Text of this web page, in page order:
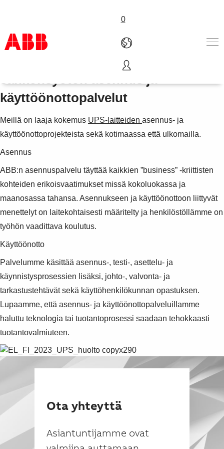
0
Tuotteet ja järjestelmät
Toimialat
Palvelut
ABB lyhyesti
Mistä ostaa
ABB-uralle
UPS-järjestelmien ja varmennetun
sähkönsyötön asennus ja
käyttöönottopalvelut
Meillä on laaja kokemus UPS-laitteiden asennus- ja
käyttöönottoprojekteista sekä kotimaassa että ulkomailla.
Asennus
ABB:n asennuspalvelu täyttää kaikkien ”business” -kriittisten
kohteiden erikoisvaatimukset missä kokoluokassa ja
maanosassa tahansa. Asennukseen ja käyttöönottoon liittyvät
menettelyt on laitekohtaisesti määritelty ja henkilöstöllämme on
työhön vaadittava koulutus.
Käyttöönotto
Palvelumme käsittää asennus-, testi-, asettelu- ja
käynnistysprosessien lisäksi, johto-, valvonta- ja
tarkastustehtävät sekä käyttöhenkilökunnan opastuksen.
Lupaamme, että asennus- ja käyttöönottopalveluillamme
haluttu teknologia tai tuotantoprosessi saadaan tehokkaasti
tuotantovalmiuteen.
Ota yhteyttä
Asiantuntijamme ovat